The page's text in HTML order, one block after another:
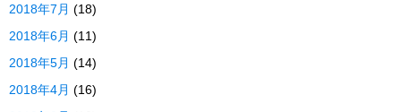
2018年7月 (18)
2018年6月 (11)
2018年5月 (14)
2018年4月 (16)